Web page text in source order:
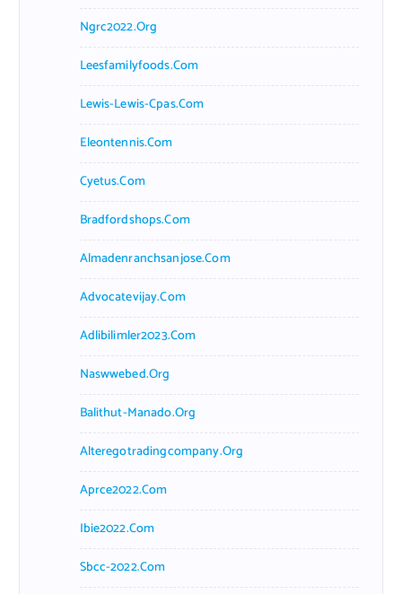
Ngrc2022.org
Leesfamilyfoods.com
Lewis-Lewis-Cpas.com
Eleontennis.com
Cyetus.com
Bradfordshops.com
Almadenranchsanjose.com
Advocatevijay.com
Adlibilimler2023.com
Naswwebed.org
Balithut-Manado.org
Alteregotradingcompany.org
Aprce2022.com
Ibie2022.com
Sbcc-2022.com